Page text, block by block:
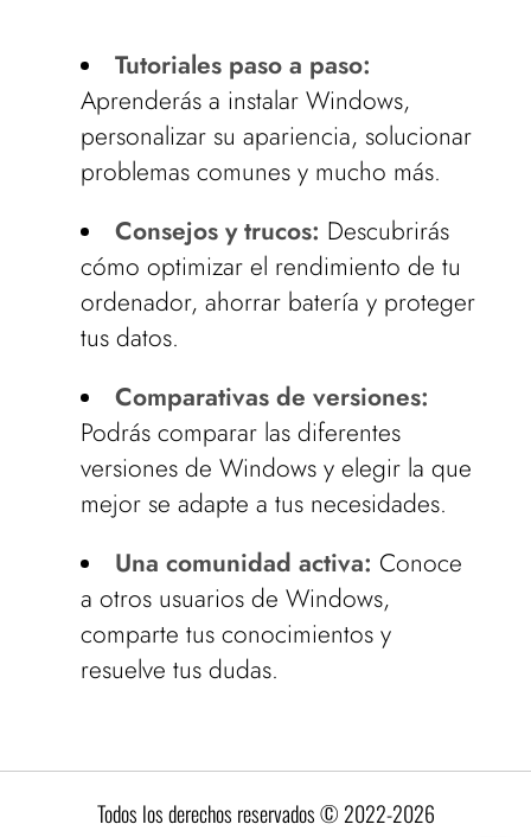
Tutoriales paso a paso:
Aprenderás a instalar Windows,
personalizar su apariencia, solucionar
problemas comunes y mucho más.
Consejos y trucos: Descubrirás
cómo optimizar el rendimiento de tu
ordenador, ahorrar batería y proteger
tus datos.
Comparativas de versiones:
Podrás comparar las diferentes
versiones de Windows y elegir la que
mejor se adapte a tus necesidades.
Una comunidad activa: Conoce
a otros usuarios de Windows,
comparte tus conocimientos y
resuelve tus dudas.
Todos los derechos reservados © 2022-2026